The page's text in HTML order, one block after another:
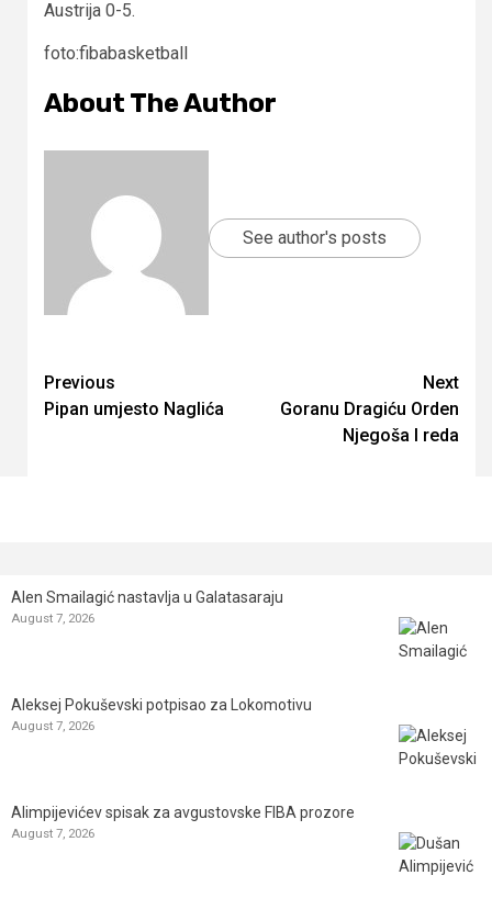
Austrija 0-5.
foto:fibabasketball
About The Author
See author's posts
Continue
Reading
Previous
Pipan umjesto Naglića
Next
Goranu Dragiću Orden
Njegoša I reda
Alen Smailagić nastavlja u Galatasaraju
August 7, 2026
Aleksej Pokuševski potpisao za Lokomotivu
August 7, 2026
Alimpijevićev spisak za avgustovske FIBA prozore
August 7, 2026